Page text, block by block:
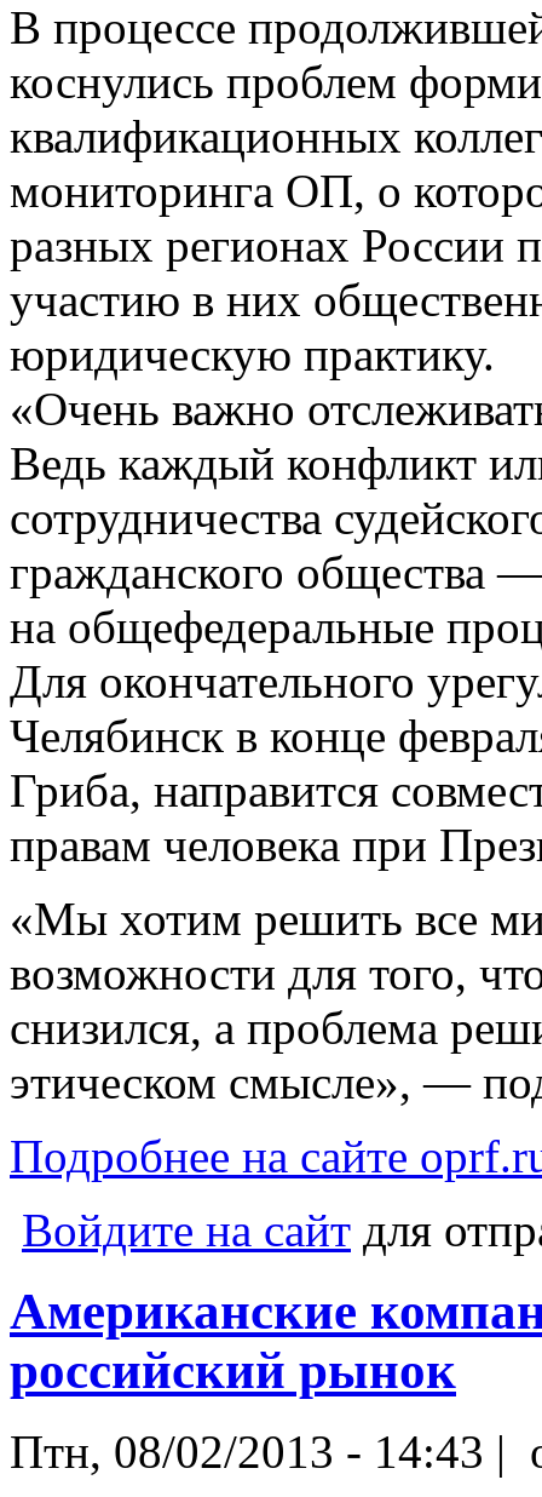
В процессе
коснулись проблем
квалификационных
мониторинга ОП, о
разных регионах России
участию в них
юридическую практику.
«Очень важно
Ведь каждый конфликт
сотрудничества
гражданского общества
на общефедеральные
Для окончательного
Челябинск в конце
Гриба, направится
правам человека при
«Мы хотим решить все
возможности для того,
снизился, а проблема
этическом смысле», —
Подробнее на сайте
Войдите на сайт для
Американские
российский рынок
Птн, 08/02/2013 - 14:43 |